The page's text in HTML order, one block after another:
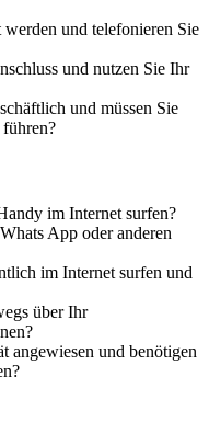
und telefonieren Sie
und nutzen Sie Ihr
und müssen Sie
im Internet surfen?
App oder anderen
im Internet surfen und
über Ihr
angewiesen und benötigen